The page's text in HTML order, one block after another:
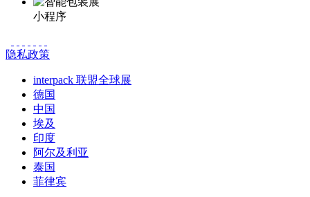
小程序
隐私政策
interpack 联盟全球展
德国
中国
埃及
印度
阿尔及利亚
泰国
菲律宾